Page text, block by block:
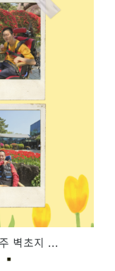
벽초지 ...